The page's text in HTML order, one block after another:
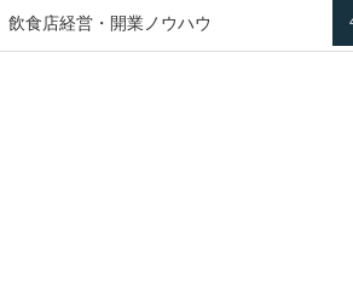
飲食店経営・開業ノウハウ